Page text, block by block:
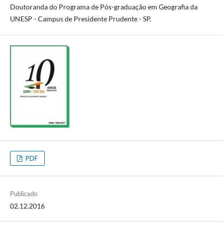
Doutoranda do Programa de Pós-graduação em Geografia da
UNESP - Campus de Presidente Prudente - SP.
PDF
Publicado
02.12.2016